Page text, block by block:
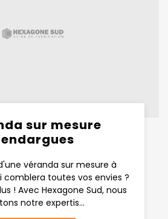
sur mesure
véranda sur mesure à
comblera toutes vos envies ?
! Avec Hexagone Sud, nous
notre expertis...